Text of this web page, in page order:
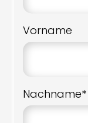
Vorname
Nachname*